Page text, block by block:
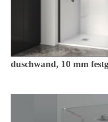
duschwand, 10 mm